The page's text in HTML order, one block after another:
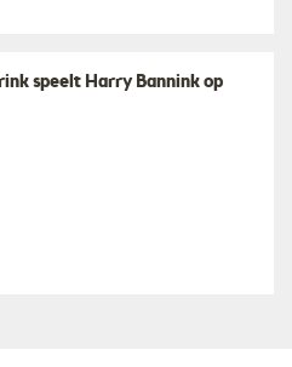
speelt Harry Bannink op